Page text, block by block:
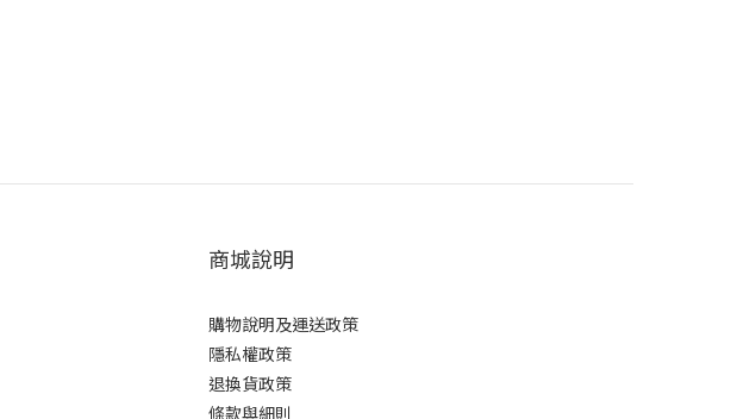
商城說明
購物說明及運送政策
隱私權政策
退換貨政策
條款與細則